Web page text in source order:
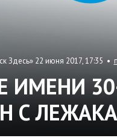
Здесь» 22 июня 2017, 17:35 •
ИМЕНИ
С